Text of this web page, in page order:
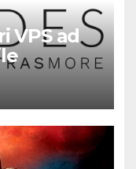
VPS ad